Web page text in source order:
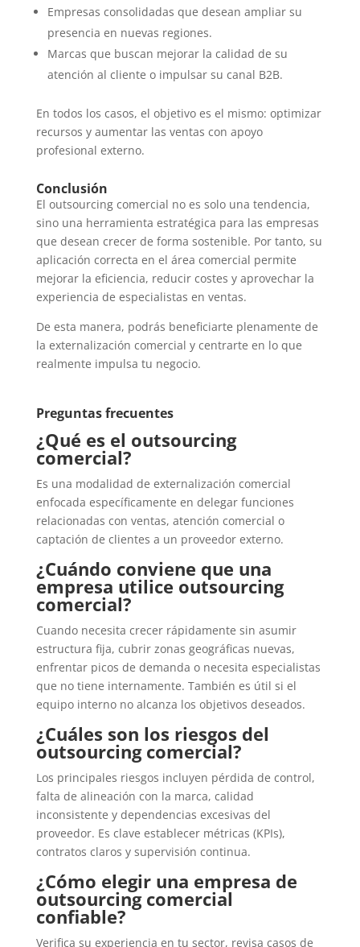
Empresas consolidadas que desean ampliar su
presencia en nuevas regiones.
Marcas que buscan mejorar la calidad de su
atención al cliente o impulsar su canal B2B.
En todos los casos, el objetivo es el mismo: optimizar
recursos y aumentar las ventas con apoyo
profesional externo.
Conclusión
El outsourcing comercial no es solo una tendencia,
sino una herramienta estratégica para las empresas
que desean crecer de forma sostenible. Por tanto, su
aplicación correcta en el área comercial permite
mejorar la eficiencia, reducir costes y aprovechar la
experiencia de especialistas en ventas.
De esta manera, podrás beneficiarte plenamente de
la externalización comercial y centrarte en lo que
realmente impulsa tu negocio.
Preguntas frecuentes
¿Qué es el outsourcing
comercial?
Es una modalidad de externalización comercial
enfocada específicamente en delegar funciones
relacionadas con ventas, atención comercial o
captación de clientes a un proveedor externo.
¿Cuándo conviene que una
empresa utilice outsourcing
comercial?
Cuando necesita crecer rápidamente sin asumir
estructura fija, cubrir zonas geográficas nuevas,
enfrentar picos de demanda o necesita especialistas
que no tiene internamente. También es útil si el
equipo interno no alcanza los objetivos deseados.
¿Cuáles son los riesgos del
outsourcing comercial?
Los principales riesgos incluyen pérdida de control,
falta de alineación con la marca, calidad
inconsistente y dependencias excesivas del
proveedor. Es clave establecer métricas (KPIs),
contratos claros y supervisión continua.
¿Cómo elegir una empresa de
outsourcing comercial
confiable?
Verifica su experiencia en tu sector, revisa casos de